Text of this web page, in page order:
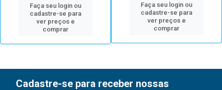
Faça seu login ou
cadastre-se para
ver preços e
comprar
Faça seu login ou
cadastre-se para
ver preços e
comprar
Cadastre-se para receber nossas